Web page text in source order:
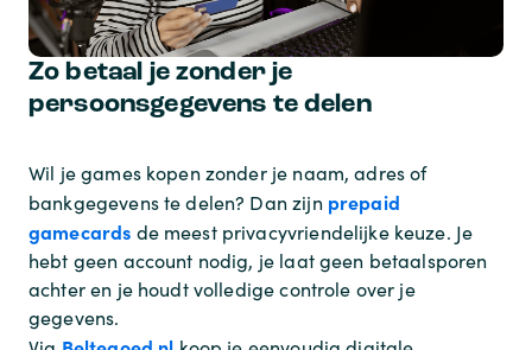
Zo betaal je zonder je
persoonsgegevens te delen
Wil je games kopen zonder je naam, adres of
bankgegevens te delen? Dan zijn prepaid
gamecards de meest privacyvriendelijke keuze. Je
hebt geen account nodig, je laat geen betaalsporen
achter en je houdt volledige controle over je
gegevens.